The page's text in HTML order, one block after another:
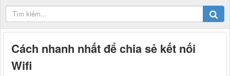
Cách nhanh nhất để chia sẻ kết nối
Wifi